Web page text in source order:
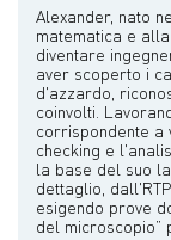
Alexander, nato
matematica e
diventare
aver scoperto i
d'azzardo,
coinvolti.
corrispondente a
checking e
la base del suo
dettaglio,
esigendo prove
del microscopio”